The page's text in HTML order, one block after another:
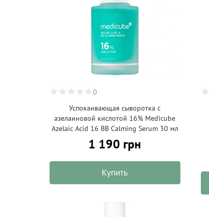
0
Успокаивающая сыворотка с
азелаиновой кислотой 16% Medicube
Azelaic Acid 16 BB Calming Serum 30 мл
1 190 грн
Купить